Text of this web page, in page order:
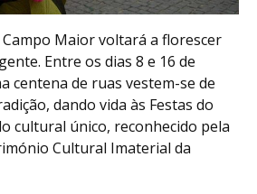
Maior voltará a florescer
Entre os dias 8 e 16 de
centena de ruas vestem-se de
dando vida às Festas do
cultural único, reconhecido pela
Cultural Imaterial da